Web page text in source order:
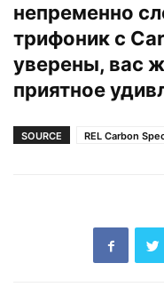
непременно
трифоник с
уверены, вас
приятное
SOURCE REL Carbon